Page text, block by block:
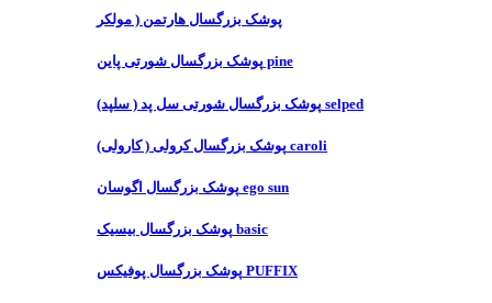
پوشک بزرگسال هارتمن ( مولکر
پوشک بزرگسال شورتی پاین pine
پوشک بزرگسال شورتی سل پد ( سلپد) selped
پوشک بزرگسال کرولی ( کارولی) caroli
پوشک بزرگسال اگوسان ego sun
پوشک بزرگسال بیسیک basic
پوشک بزرگسال پوفیکس PUFFIX